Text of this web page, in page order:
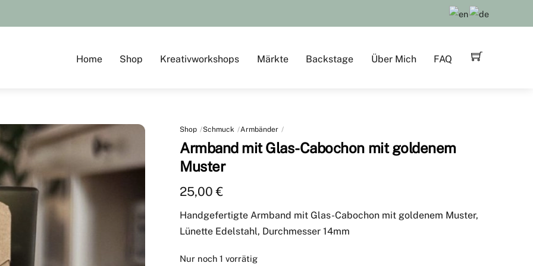
Home Shop Kreativworkshops Märkte Backstage Über Mich FAQ
Shop Schmuck Armbänder
Armband mit Glas-Cabochon mit goldenem
Muster
25,00€
Handgefertigte Armband mit Glas-Cabochon mit goldenem Muster,
Lünette Edelstahl, Durchmesser 14mm
Nur noch 1 vorrätig